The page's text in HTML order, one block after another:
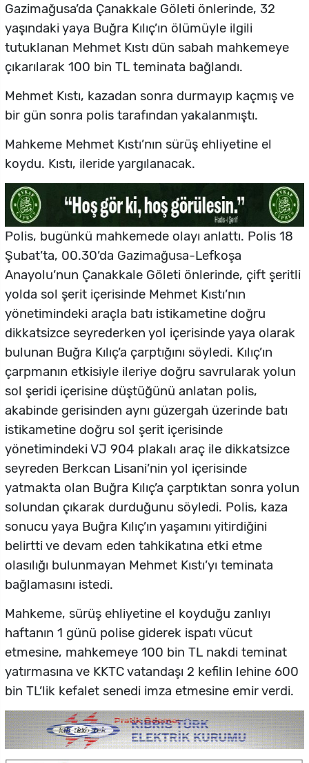
Gazimağusa’da Çanakkale Göleti önlerinde, 32
yaşındaki yaya Buğra Kılıç’ın ölümüyle ilgili
tutuklanan Mehmet Kıstı dün sabah mahkemeye
çıkarılarak 100 bin TL teminata bağlandı.
Mehmet Kıstı, kazadan sonra durmayıp kaçmış ve
bir gün sonra polis tarafından yakalanmıştı.
Mahkeme Mehmet Kıstı’nın sürüş ehliyetine el
koydu. Kıstı, ileride yargılanacak.
Polis, bugünkü mahkemede olayı anlattı. Polis 18
Şubat’ta, 00.30’da Gazimağusa-Lefkoşa
Anayolu’nun Çanakkale Göleti önlerinde, çift şeritli
yolda sol şerit içerisinde Mehmet Kıstı’nın
yönetimindeki araçla batı istikametine doğru
dikkatsizce seyrederken yol içerisinde yaya olarak
bulunan Buğra Kılıç’a çarptığını söyledi. Kılıç’ın
çarpmanın etkisiyle ileriye doğru savrularak yolun
sol şeridi içerisine düştüğünü anlatan polis,
akabinde gerisinden aynı güzergah üzerinde batı
istikametine doğru sol şerit içerisinde
yönetimindeki VJ 904 plakalı araç ile dikkatsizce
seyreden Berkcan Lisani’nin yol içerisinde
yatmakta olan Buğra Kılıç’a çarptıktan sonra yolun
solundan çıkarak durduğunu söyledi. Polis, kaza
sonucu yaya Buğra Kılıç’ın yaşamını yitirdiğini
belirtti ve devam eden tahkikatına etki etme
olasılığı bulunmayan Mehmet Kıstı’yı teminata
bağlamasını istedi.
Mahkeme, sürüş ehliyetine el koyduğu zanlıyı
haftanın 1 günü polise giderek ispatı vücut
etmesine, mahkemeye 100 bin TL nakdi teminat
yatırmasına ve KKTC vatandaşı 2 kefilin lehine 600
bin TL’lik kefalet senedi imza etmesine emir verdi.